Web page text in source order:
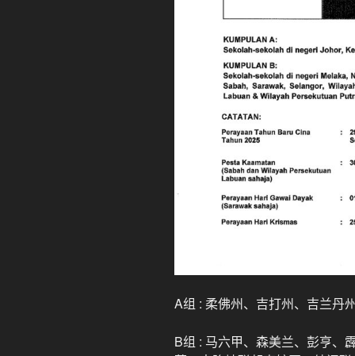
A组 : 柔佛州、吉打州、吉兰丹
B组 : 马六甲、森美兰、彭亨、